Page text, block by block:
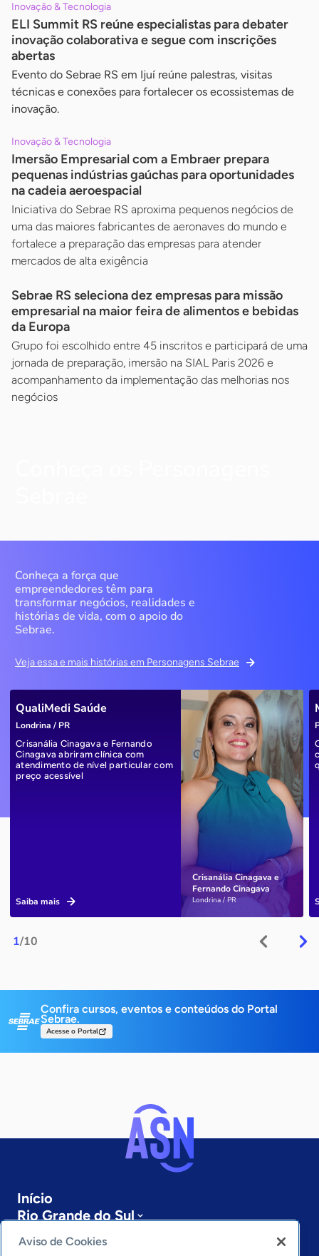
Inovação & Tecnologia
ELI Summit RS reúne especialistas para debater
inovação colaborativa e segue com inscrições
abertas
Evento do Sebrae RS em Ijuí reúne palestras, visitas
técnicas e conexões para fortalecer os ecossistemas de
inovação.
Inovação & Tecnologia
Imersão Empresarial com a Embraer prepara
pequenas indústrias gaúchas para oportunidades
na cadeia aeroespacial
Iniciativa do Sebrae RS aproxima pequenos negócios de
uma das maiores fabricantes de aeronaves do mundo e
fortalece a preparação das empresas para atender
mercados de alta exigência
Sebrae RS seleciona dez empresas para missão
empresarial na maior feira de alimentos e bebidas
da Europa
Grupo foi escolhido entre 45 inscritos e participará de uma
jornada de preparação, imersão na SIAL Paris 2026 e
acompanhamento da implementação das melhorias nos
negócios
Conheça a força que
empreendedores têm para
transformar negócios, realidades e
histórias de vida, com o apoio do
Sebrae.
Veja essa e mais histórias em Personagens Sebrae
1/10
Crisanália Cinagava e
Fernando Cinagava
Londrina / PR
QualiMedi Saúde
Londrina / PR
Crisanália Cinagava e Fernando
Cinagava abriram clínica com
atendimento de nível particular com
preço acessível
Saiba mais
Confira cursos, eventos e conteúdos do Portal
Sebrae.
Acesse o Portal
Início
Rio Grande do Sul
Sobre a ASN
Últimas notícias
Aviso de Cookies